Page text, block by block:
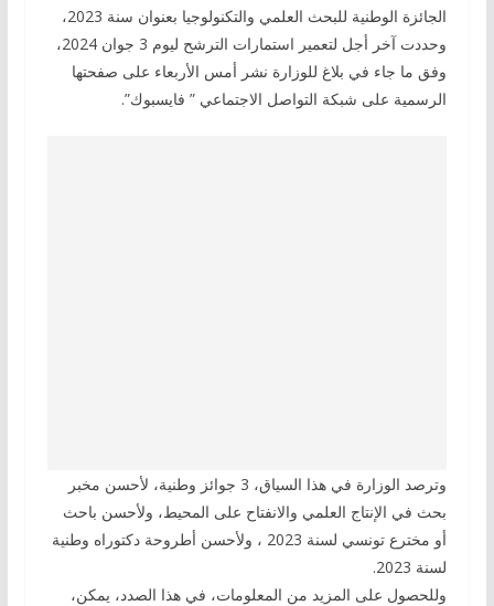
الجائزة الوطنية للبحث العلمي والتكنولوجيا بعنوان سنة 2023،
وحددت آخر أجل لتعمير استمارات الترشح ليوم 3 جوان 2024،
وفق ما جاء في بلاغ للوزارة نشر أمس الأربعاء على صفحتها
الرسمية على شبكة التواصل الاجتماعي ” فايسبوك”.
وترصد الوزارة في هذا السياق، 3 جوائز وطنية، لأحسن مخبر
بحث في الإنتاج العلمي والانفتاح على المحيط، ولأحسن باحث
أو مخترع تونسي لسنة 2023 ، ولأحسن أطروحة دكتوراه وطنية
لسنة 2023.
وللحصول على المزيد من المعلومات، في هذا الصدد، يمكن،